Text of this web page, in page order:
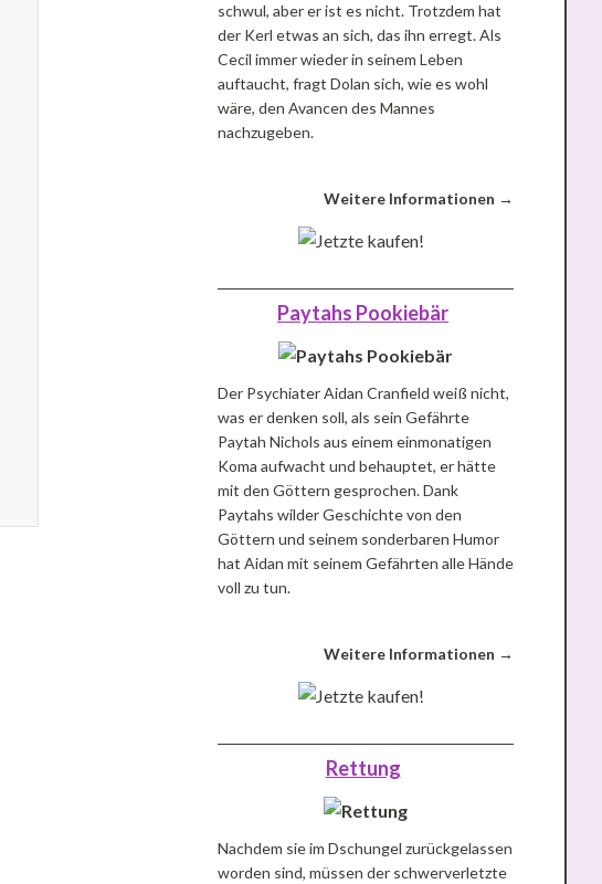
schwul, aber er ist es nicht. Trotzdem hat
der Kerl etwas an sich, das ihn erregt. Als
Cecil immer wieder in seinem Leben
auftaucht, fragt Dolan sich, wie es wohl
wäre, den Avancen des Mannes
nachzugeben.
Weitere Informationen →
Paytahs Pookiebär
Der Psychiater Aidan Cranfield weiß nicht,
was er denken soll, als sein Gefährte
Paytah Nichols aus einem einmonatigen
Koma aufwacht und behauptet, er hätte
mit den Göttern gesprochen. Dank
Paytahs wilder Geschichte von den
Göttern und seinem sonderbaren Humor
hat Aidan mit seinem Gefährten alle Hände
voll zu tun.
Weitere Informationen →
Rettung
Nachdem sie im Dschungel zurückgelassen
worden sind, müssen der schwerverletzte